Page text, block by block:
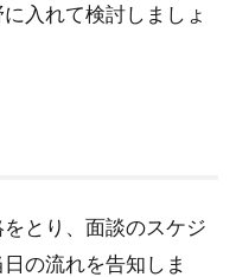
入れて検討しましょ
とり、面談のスケジ
の流れを告知しま